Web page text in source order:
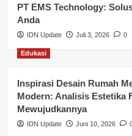
Pendidikan
Perbankan & Keuangan
Perpajakan & Keuangan
Profil Wilayah Banyuasin
Sosial & Budaya
Sosial & Kesejahteraan
PT EMS Technology:
Anda
IDN Update Juli 3, 2026 0
Edukasi
Inspirasi Desain Rumah
Modern: Analisis Estetika
Mewujudkannya
IDN Update Juni 10, 2026